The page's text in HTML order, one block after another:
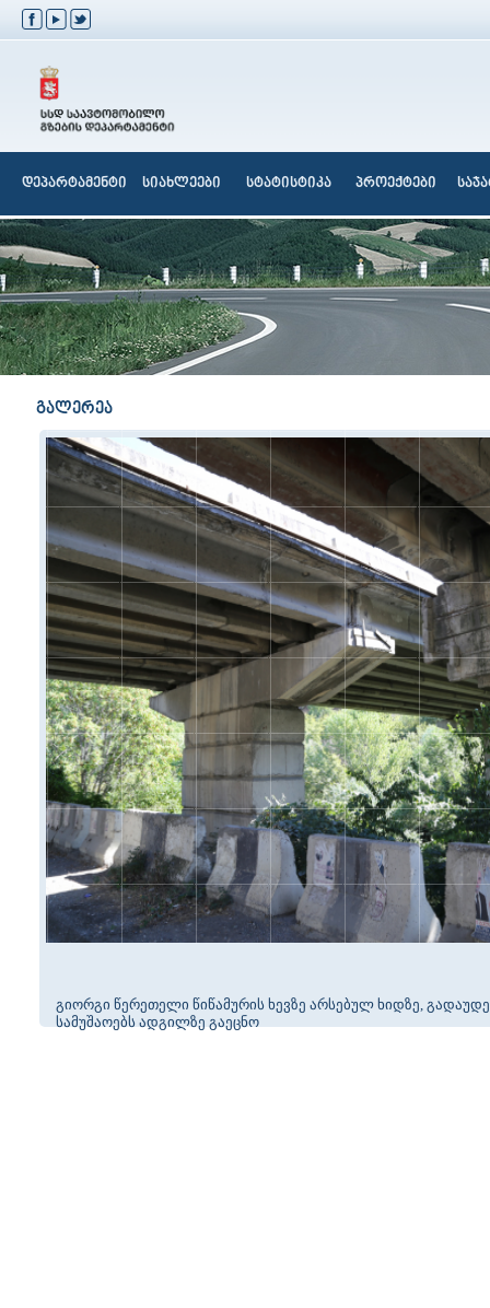
დეპარტამენტი სიახლეები სტატისტიკა პროექტები
გალერეა
გიორგი წერეთელი წიწამურის ხევზე არსებულ ხიდზე,
სამუშაოებს ადგილზე გაეცნო